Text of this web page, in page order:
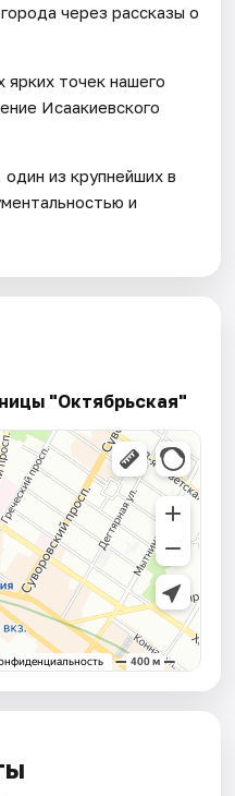
через рассказы о
ярких точек нашего
Исаакиевского
из крупнейших в
и
"Октябрьская"